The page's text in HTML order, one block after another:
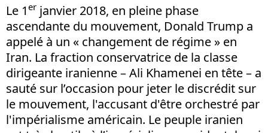
Le 1er janvier 2018, en pleine phase
ascendante du mouvement, Donald Trump a
appelé à un « changement de régime » en
Iran. La fraction conservatrice de la classe
dirigeante iranienne – Ali Khamenei en tête – a
sauté sur l’occasion pour jeter le discrédit sur
le mouvement, l'accusant d'être orchestré par
l'impérialisme américain. Le peuple iranien